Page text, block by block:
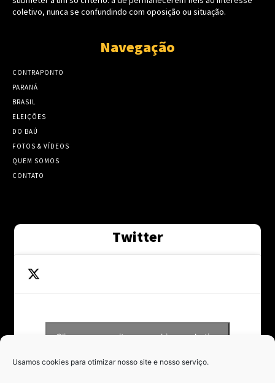
Usamos cookies para otimizar nosso site e nosso serviço.
coletivo, nunca se confundindo com oposição ou situação.
Navegação
CONTRAPONTO
PARANÁ
BRASIL
ELEIÇÕES
DO BAÚ
FOTOS & VÍDEOS
QUEM SOMOS
CONTATO
Twitter
Clique para aceitar os cookies marketing